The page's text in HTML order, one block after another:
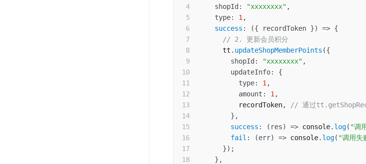
shopId : "xxxxxxxx" ,
type: 1 ,
success : ({ recordToken }) => {
// 2. 更新会员积分
      tt
. updateShopMemberPoints ({
shopId : "xxxxxxxx" ,
updateInfo:
{
type: 1 ,
amount : 1 ,
          recordToken
,
// 通过
} ,
success : ( res) => console. log( "调
fail : (err) => console. log( "调用失
}) ;
} ,